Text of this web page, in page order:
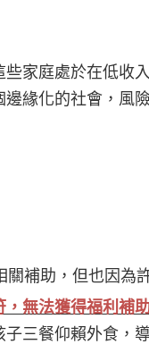
家庭處於在低收
緣化的社會，風
關補助，但也因為
，無法獲得福利補
子三餐仰賴外食，